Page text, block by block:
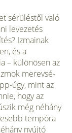
sérüléstől való
levezetés
Iz­mainak
és a
– különösen az
merevsé­
úgy, mint az
hogy az
még néhány
tempóra
nyújtó